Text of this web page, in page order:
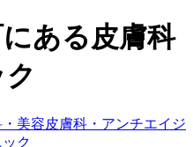
ある皮膚科